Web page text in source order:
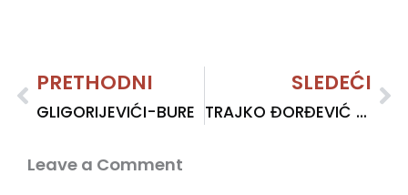
Prev
PRETHODNI
GLIGORIJEVIĆI-BURE
SLEDEĆI
TRAJKO ĐORĐEVIĆ KUKAR
Leave a Comment